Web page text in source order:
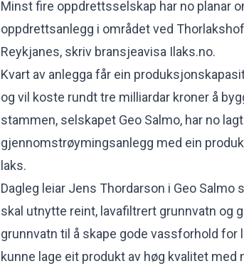
Minst fire oppdrettsselskap har no planar
oppdrettsanlegg i området ved
Reykjanes, skriv bransjeavisa Ilaks.no.
Kvart av anlegga får ein
og vil koste rundt tre milliardar kroner å
stammen, selskapet Geo Salmo, har no
gjennomstrøymingsanlegg med ein
laks.
Dagleg leiar Jens Thordarson i Geo Salmo
skal utnytte reint, lavafiltrert grunnvatn og
grunnvatn til å skape gode vassforhold for
kunne lage eit produkt av høg kvalitet